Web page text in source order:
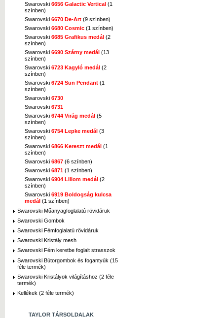
Swarovski 6656 Galactic Vertical (1
színben)
Swarovski 6670 De-Art (9 színben)
Swarovski 6680 Cosmic (1 színben)
Swarovski 6685 Grafikus medál (2
színben)
Swarovski 6690 Szárny medál (13
színben)
Swarovski 6723 Kagyló medál (2
színben)
Swarovski 6724 Sun Pendant (1
színben)
Swarovski 6730
Swarovski 6731
Swarovski 6744 Virág medál (5
színben)
Swarovski 6754 Lepke medál (3
színben)
Swarovski 6866 Kereszt medál (1
színben)
Swarovski 6867 (6 színben)
Swarovski 6871 (1 színben)
Swarovski 6904 Liliom medál (2
színben)
Swarovski 6919 Boldogság kulcsa
medál (1 színben)
Swarovski Műanyagfoglalatú rövidáruk
Swarovski Gombok
Swarovski Fémfoglalatú rövidáruk
Swarovski Kristály mesh
Swarovski Fém keretbe foglalt strasszok
Swarovski Bútorgombok és fogantyúk (15
féle termék)
Swarovski Kristályok világításhoz (2 féle
termék)
Kellékek (2 féle termék)
TAYLOR TÁRSOLDALAK